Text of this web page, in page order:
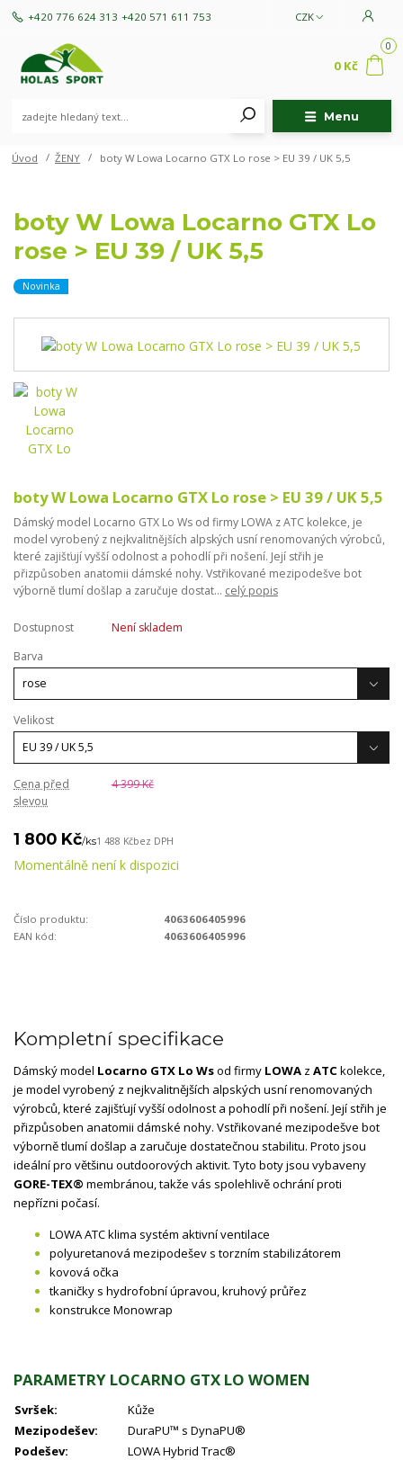
Menu
CZK
+420 776 624 313 +420 571 611 753
0
0 Kč
Úvod ŽENY boty W Lowa Locarno GTX Lo rose > EU 39 / UK 5,5
boty W Lowa Locarno GTX Lo
rose > EU 39 / UK 5,5
Novinka
boty W Lowa Locarno GTX Lo rose > EU 39 / UK 5,5
Dámský model Locarno GTX Lo Ws od firmy LOWA z ATC kolekce, je
model vyrobený z nejkvalitnějších alpských usní renomovaných výrobců,
které zajišťují vyšší odolnost a pohodlí při nošení. Její střih je
přizpůsoben anatomii dámské nohy. Vstřikované mezipodešve bot
výborně tlumí došlap a zaručuje dostat... celý popis
Dostupnost
Není skladem
Barva
Velikost
Cena před
slevou
4 399 Kč
1 800 Kč/ks1 488 Kčbez DPH
Momentálně není k dispozici
Číslo produktu:
4063606405996
EAN kód:
4063606405996
Kompletní specifikace
Dámský model Locarno GTX Lo Wsod firmy LOWA z ATCkolekce,
je model vyrobený z nejkvalitnějších alpských usní renomovaných
výrobců, které zajišťují vyšší odolnost a pohodlí při nošení. Její střih je
přizpůsoben anatomii dámské nohy. Vstřikované mezipodešve bot
výborně tlumí došlap a zaručuje dostatečnou stabilitu. Proto jsou
ideální pro většinu outdoorových aktivit. Tyto boty jsou vybaveny
GORE-TEX® membránou, takže vás spolehlivě ochrání proti
nepřízni počasí.
LOWA ATC klima systém aktivní ventilace
polyuretanová mezipodešev s torzním stabilizátorem
kovová očka
tkaničky s hydrofobní úpravou, kruhový průřez
konstrukce Monowrap
PARAMETRY LOCARNO GTX LO WOMEN
Svršek:
Kůže
Mezipodešev:
DuraPU™ s DynaPU®
Podešev:
LOWA Hybrid Trac®